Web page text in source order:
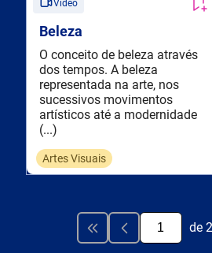
Vídeo
Beleza
O conceito de beleza através
dos tempos. A beleza
representada na arte, nos
sucessivos movimentos
artísticos até a modernidade
(...)
Artes Visuais
de 2